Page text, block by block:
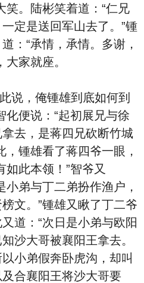
笑。陆彬笑着道：“仁兄
定是送回军山去了。”锺
：“承情，承情。多谢，
家就座。
，俺锺雄到底如何到
化便说：“起初展兄与徐
去，是蒋四兄砍断竹城
，锺雄看了蒋四爷一眼，
如此本领！”智爷又
小弟与丁二弟扮作渔户，
文。”锺雄又瞅了丁二爷
道：“次日是小弟与欧阳
沙大哥被襄阳王拿去。
小弟假奔卧虎沟，却叫
合襄阳王将沙大哥要